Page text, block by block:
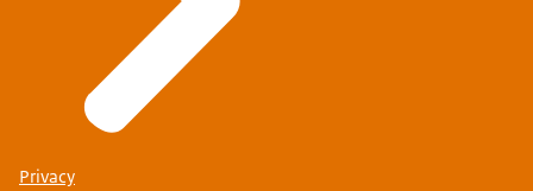
Privacy